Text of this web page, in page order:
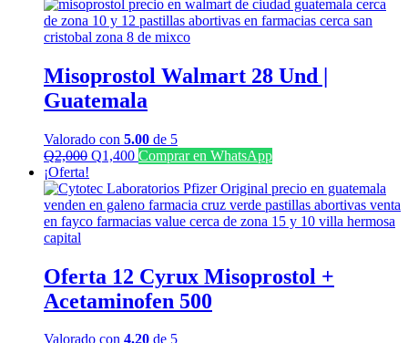
era:
Q75.
es:
Q25.
Misoprostol Walmart 28 Und |
Guatemala
Valorado con 5.00 de 5
Q2,000 El
original
era:
Q2,000.
Q1,400El
actual
es:
Q1,400.
Comprar en WhatsApp
¡Oferta!
Oferta 12 Cyrux Misoprostol +
Acetaminofen 500
Valorado con 4.20 de 5